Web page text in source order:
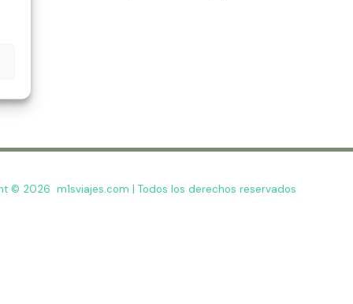
© 2026 m1sviajes.com | Todos los derechos reservados